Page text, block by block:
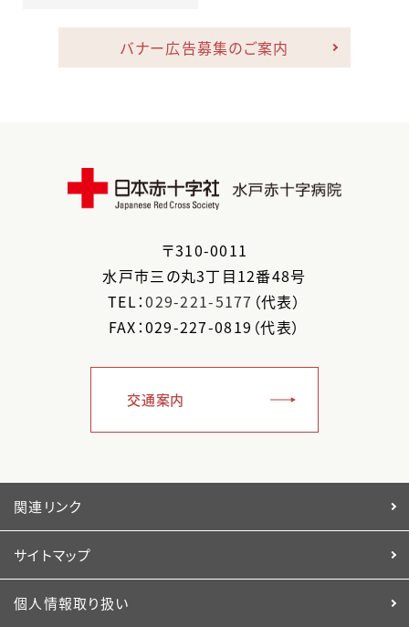
バナー広告募集のご案内
〒310-0011
水戸市三の丸3丁目12番48号
TEL：029-221-5177 （代表）
FAX：029-227-0819（代表）
交通案内
関連リンク
サイトマップ
個人情報取り扱い